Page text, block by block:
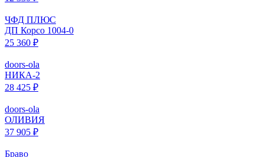
ЧФД ПЛЮС
ДП Корсо 1004-0
25 360 ₽
doors-ola
НИКА-2
28 425 ₽
doors-ola
ОЛИВИЯ
37 905 ₽
Браво